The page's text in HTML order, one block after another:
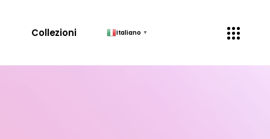
Collezioni Italiano ▼